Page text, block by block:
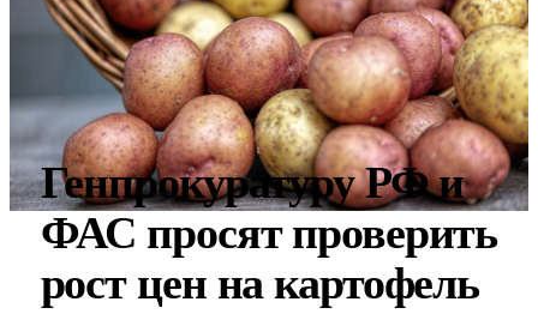
Генпрокуратуру РФ и
ФАС просят проверить
рост цен на картофель